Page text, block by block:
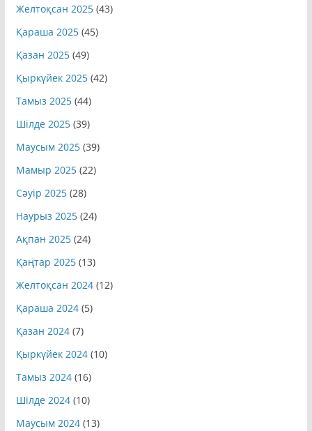
Желтоқсан 2025(43)
Қараша 2025(45)
Қазан 2025(49)
Қыркүйек 2025(42)
Тамыз 2025(44)
Шілде 2025(39)
Маусым 2025(39)
Мамыр 2025(22)
Сәуір 2025(28)
Наурыз 2025(24)
Ақпан 2025(24)
Қаңтар 2025(13)
Желтоқсан 2024(12)
Қараша 2024(5)
Қазан 2024(7)
Қыркүйек 2024(10)
Тамыз 2024(16)
Шілде 2024(10)
Маусым 2024(13)